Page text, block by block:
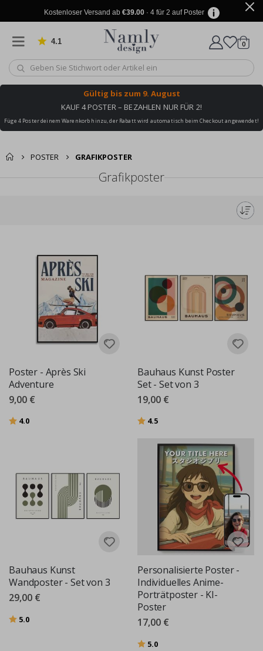
Kostenloser Versand ab €39.00· 4 für 2 auf Poster
4.1 von 1029 Bewertungen
Wagen
0
Gültig bis zum 9. August
KAUF 4 POSTER – BEZAHLEN NUR FÜR 2!
Füge 4 Poster deinem Warenkorb hinzu, der Rabatt wird automatisch beim Checkout angewendet!
POSTER GRAFIKPOSTER
Grafikposter
Poster - Après Ski
Adventure
9,00 €
Bewertung:
4.0
Bauhaus Kunst Poster
Set - Set von 3
19,00 €
Bewertung:
4.5
Bauhaus Kunst
Wandposter - Set von 3
29,00 €
Bewertung:
5.0
Personalisierte Poster -
Individuelles Anime-
Porträtposter - KI-
Poster
17,00 €
Bewertung:
5.0